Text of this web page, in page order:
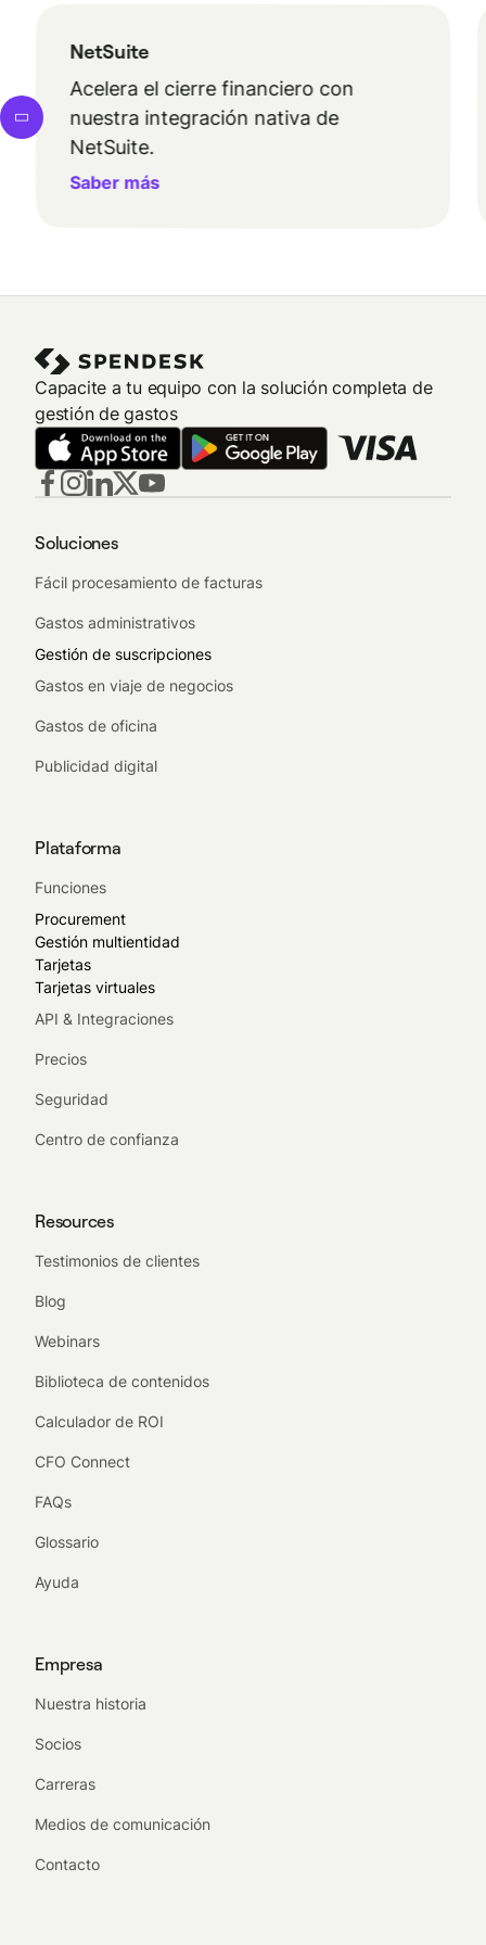
NetSuite
Acelera el cierre financiero con
nuestra integración nativa de
NetSuite.
Saber más
Capacite a tu equipo con la solución completa de
gestión de gastos
Soluciones
Fácil procesamiento de facturas
Gastos administrativos
Gestión de suscripciones
Gastos en viaje de negocios
Gastos de oficina
Publicidad digital
Plataforma
Funciones
Procurement
Gestión multientidad
Tarjetas
Tarjetas virtuales
API & Integraciones
Precios
Seguridad
Centro de confianza
Resources
Testimonios de clientes
Blog
Webinars
Biblioteca de contenidos
Calculador de ROI
CFO Connect
FAQs
Glossario
Ayuda
Empresa
Nuestra historia
Socios
Carreras
Medios de comunicación
Contacto